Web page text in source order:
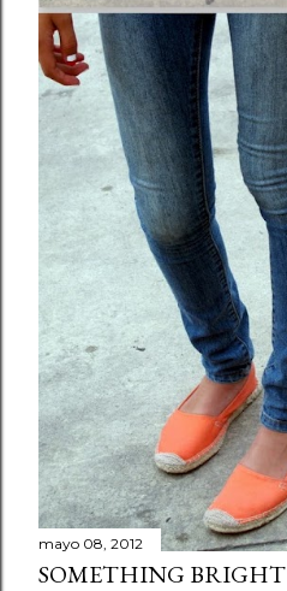
mayo 08, 2012
SOMETHING BRIGHT